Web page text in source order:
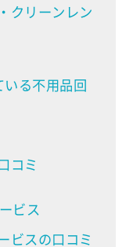
クリーンレン
る不用品回
コミ
ビス
ビスの口コミ